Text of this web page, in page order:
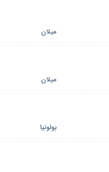
میلان
میلان
بولونیا